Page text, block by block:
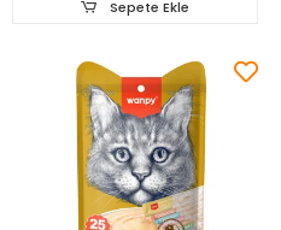
Sepete Ekle